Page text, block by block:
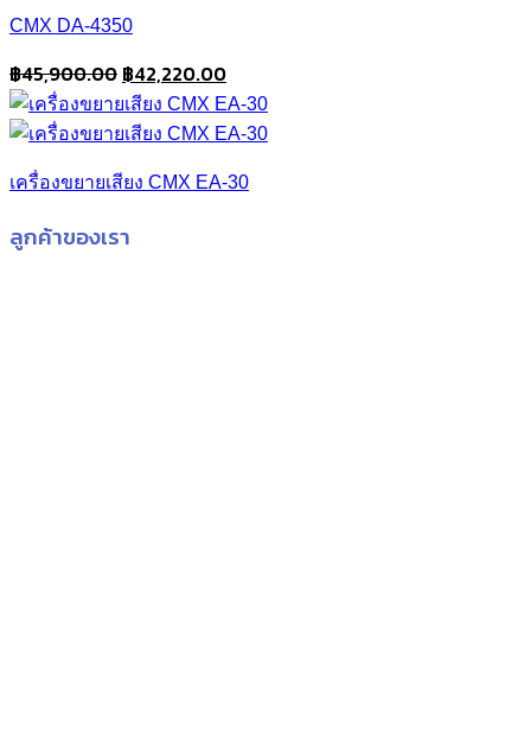
CMX DA-4350
฿45,900.00 Original
price
was:
฿42,220.00Current
price
is:
เครื่องขยายเสียง CMX EA-30
ลูกค้าของเรา